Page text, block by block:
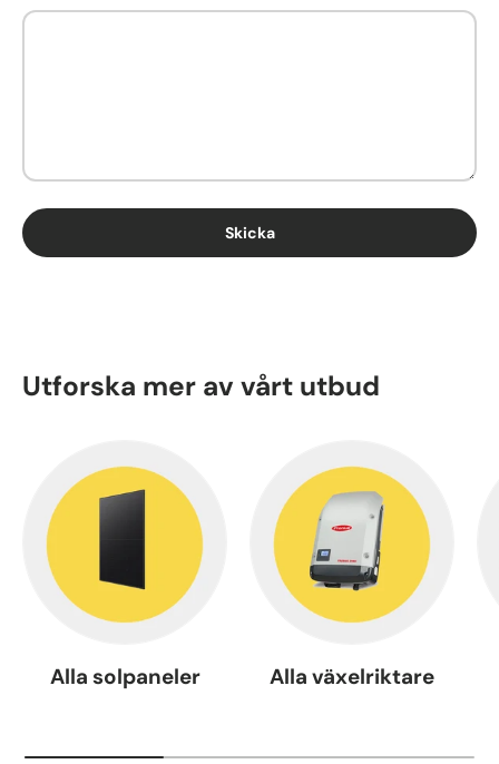
Skicka
Utforska mer av vårt utbud
Alla solpaneler Alla växelriktare